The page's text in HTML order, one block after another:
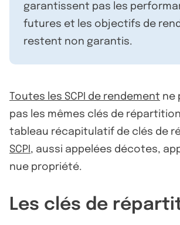
garantissent pas les
futures et les objectifs de
restent non garantis.
Toutes les SCPI de rendement ne
pas les mêmes clés de
tableau récapitulatif de clés de
SCPI , aussi appelées décotes,
nue propriété.
Les clés de